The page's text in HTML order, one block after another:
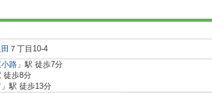
７丁目10-4
路 」駅 徒歩7分
徒歩8分
」駅 徒歩13分